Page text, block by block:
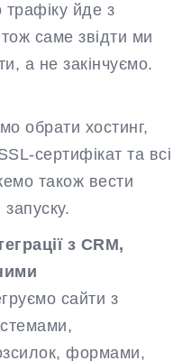
трафіку йде з
саме звідти ми
а не закінчуємо.
обрати хостинг,
сертифікат та всі
також вести
з CRM,
сайти з
формами,